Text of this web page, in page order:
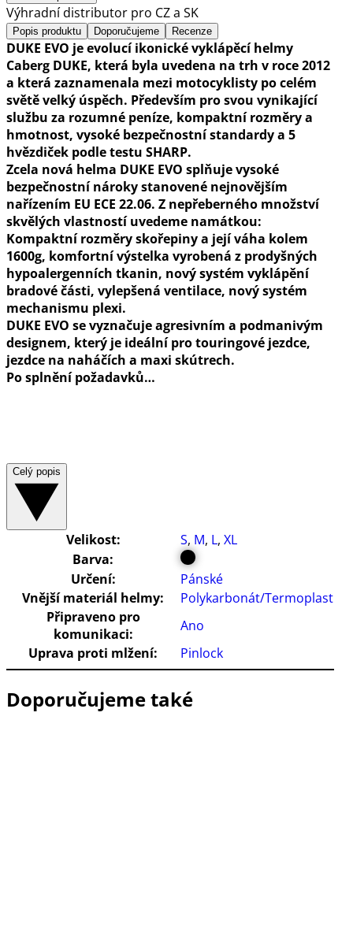
Výhradní distributor pro CZ a SK
Popis produktu Doporučujeme Recenze
DUKE EVO je evolucí ikonické vyklápěcí helmy
Caberg DUKE, která byla uvedena na trh v roce 2012
a která zaznamenala mezi motocyklisty po celém
světě velký úspěch. Především pro svou vynikající
službu za rozumné peníze, kompaktní rozměry a
hmotnost, vysoké bezpečnostní standardy a 5
hvězdiček podle testu SHARP.
Zcela nová helma DUKE EVO splňuje vysoké
bezpečnostní nároky stanovené nejnovějším
nařízením EU ECE 22.06. Z nepřeberného množství
skvělých vlastností uvedeme namátkou:
Kompaktní rozměry skořepiny a její váha kolem
1600g, komfortní výstelka vyrobená z prodyšných
hypoalergenních tkanin, nový systém vyklápění
bradové části, vylepšená ventilace, nový systém
mechanismu plexi.
DUKE EVO se vyznačuje agresivním a podmanivým
designem, který je ideální pro touringové jezdce,
jezdce na naháčích a maxi skútrech.
Po splnění požadavků…
Celý popis
Velikost: S, M, L, XL
Barva:
Určení:
Pánské
Vnější materiál helmy:
Polykarbonát/Termoplast
Připraveno pro
komunikaci:
Ano
Uprava proti mlžení:
Pinlock
Doporučujeme také